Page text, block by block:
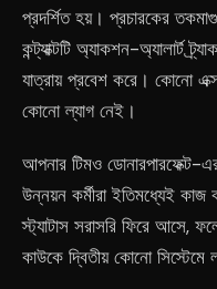
প্রদর্শিত হয়। প্রচারকের
কন্ট্যাক্টটি অ্যাকশন-অ্যালার্ট
যাত্রায় প্রবেশ করে। কোনো
কোনো ল্যাগ নেই।
আপনার টিমও ডোনারপারফেক্ট-
উন্নয়ন কর্মীরা ইতিমধ্যেই কাজ
স্ট্যাটাস সরাসরি ফিরে আসে,
কাউকে দ্বিতীয় কোনো